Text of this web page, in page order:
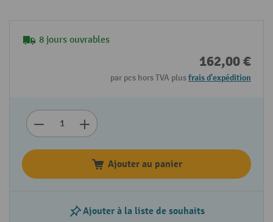
8 jours ouvrables
162,00 €
par pcs hors TVA plusfrais d'expédition
Ajouter au panier
Ajouter à la liste de souhaits